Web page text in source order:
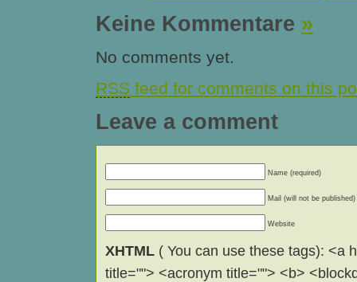
Keine Kommentare »
No comments yet.
RSS feed for comments on this
Leave a comment
Name (required)
Mail (will not be published)
Website
XHTML ( You can use these tags): <a
title=""> <acronym title=""> <b>